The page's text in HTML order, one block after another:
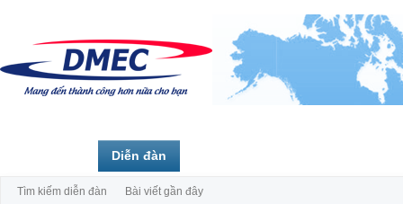
Diễn đàn
Tìm kiếm diễn đàn Bài viết gần đây